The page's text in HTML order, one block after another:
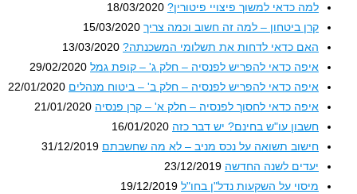
למה כדאי למשוך פיצויי פיטורין? 18/03/2020
קרן ביטחון – למה זה חשוב וכמה צריך 15/03/2020
האם כדאי לדחות את תשלומי המשכנתה? 13/03/2020
איפה כדאי להפריש לפנסיה – חלק ג' – קופת גמל 29/02/2020
איפה כדאי להפריש לפנסיה – חלק ב' – ביטוח מנהלים 22/01/2020
איפה כדאי לחסוך לפנסיה – חלק א' – קרן פנסיה 21/01/2020
חשבון עו"ש בחינם? יש דבר כזה 16/01/2020
חישוב תשואה על נכס מניב – לא מה שחשבתם 31/12/2019
יעדים לשנה החדשה 23/12/2019
מיסוי על השקעות נדל"ן בחו"ל 19/12/2019